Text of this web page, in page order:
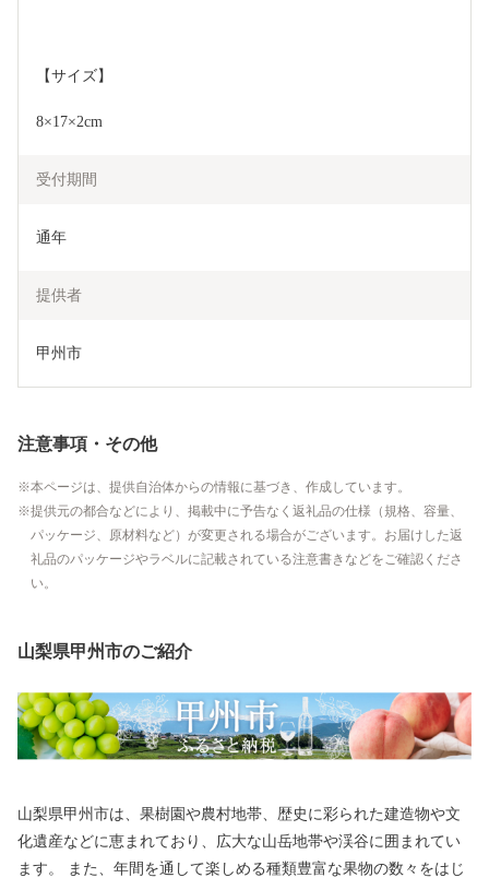
【サイズ】
8×17×2cm
受付期間
通年
提供者
甲州市
注意事項・その他
本ページは、提供自治体からの情報に基づき、作成しています。
提供元の都合などにより、掲載中に予告なく返礼品の仕様（規格、容量、
パッケージ、原材料など）が変更される場合がございます。お届けした返
礼品のパッケージやラベルに記載されている注意書きなどをご確認くださ
い。
山梨県甲州市のご紹介
山梨県甲州市は、果樹園や農村地帯、歴史に彩られた建造物や文
化遺産などに恵まれており、広大な山岳地帯や渓谷に囲まれてい
ます。 また、年間を通して楽しめる種類豊富な果物の数々をはじ